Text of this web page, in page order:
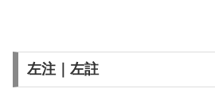
左注｜左註